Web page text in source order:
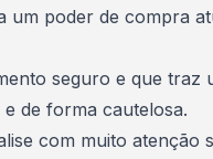
poder de compra
seguro e que
de forma cautelosa.
com muito atenção